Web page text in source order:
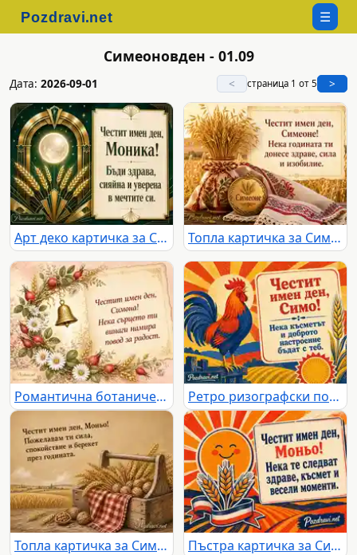
☰
Симеоновден - 01.09
Дата: 2026-09-01 < страница 1 от 5 >
Арт деко картичка за Симеоновден с пожелание към Моника Топла картичка за Симеоновден със златни житни класове и българска шевица
Романтична ботаническа картичка за Симеоновден и имен ден на Симона Ретро ризографски поздрав за Симеоновден с петел, житен клас и пожелание за Симо
Топла картичка за Симеоновден с жито, орехи и поздрав за Моньо Пъстра картичка за Симеоновден с пожелание за Моньо